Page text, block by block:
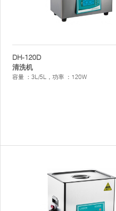
DH-120D
清洗机
容量 ：3L/5L，功率 ：120W